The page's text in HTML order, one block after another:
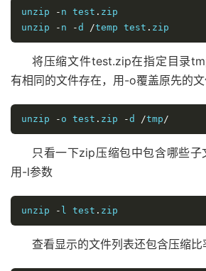
unzip - n test . zip
unzip
- n -d /temp test . zip
将压缩文件test.zip在指定目录
有相同的文件存在，用-o覆盖原先的
unzip - o test . zip -d /tmp/
只看一下zip压缩包中包含哪些子
用-l参数
unzip - l test . zip
查看显示的文件列表还包含压缩